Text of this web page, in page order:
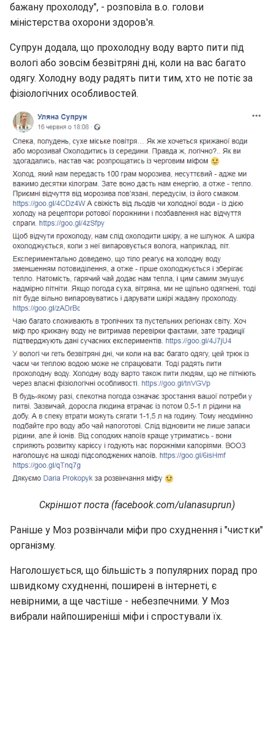
бажану прохолоду", - розповіла в.о. голови
міністерства охорони здоров'я.
Супрун додала, що прохолодну воду варто пити під
вологі або зовсім безвітряні дні, коли на вас багато
одягу. Холодну воду радять пити тим, хто не потіє за
фізіологічних особливостей.
Скріншот поста (facebook.com/ulanasuprun)
Раніше у Моз розвінчали міфи про схуднення і "чистки"
організму.
Наголошується, що більшість з популярних порад про
швидкому схудненні, поширені в інтернеті, є
невірними, а ще частіше - небезпечними. У Моз
вибрали найпоширеніші міфи і спростували їх.